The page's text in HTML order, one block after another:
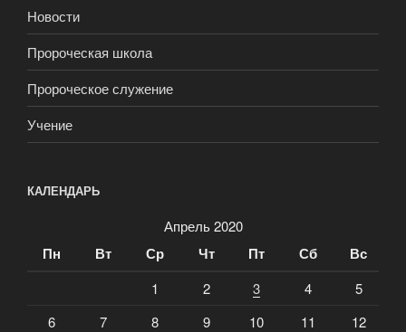
Новости
Пророческая школа
Пророческое служение
Учение
КАЛЕНДАРЬ
Апрель 2020
Пн Вт Ср Чт Пт Сб Вс
1 2 3 4
5
6
7 8 9 10 11
12